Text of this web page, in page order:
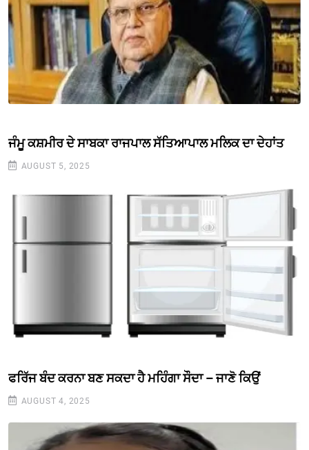
ਜੰਮੂ ਕਸ਼ਮੀਰ ਦੇ ਸਾਬਕਾ ਰਾਜਪਾਲ ਸੱਤਿਆਪਾਲ ਮਲਿਕ ਦਾ ਦੇਹਾਂਤ
AUGUST 5, 2025
ਫਰਿੱਜ ਬੰਦ ਕਰਨਾ ਬਣ ਸਕਦਾ ਹੈ ਮਹਿੰਗਾ ਸੌਦਾ – ਜਾਣੋ ਕਿਉਂ
AUGUST 4, 2025